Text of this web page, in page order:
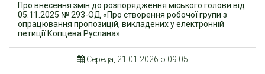
Про внесення змін до розпорядження міського голови від
05.11.2025 № 293-ОД «Про створення робочої групи з
опрацювання пропозицій, викладених у електронній
петиції Копцева Руслана»
Середа, 21.01.2026 о 09:05